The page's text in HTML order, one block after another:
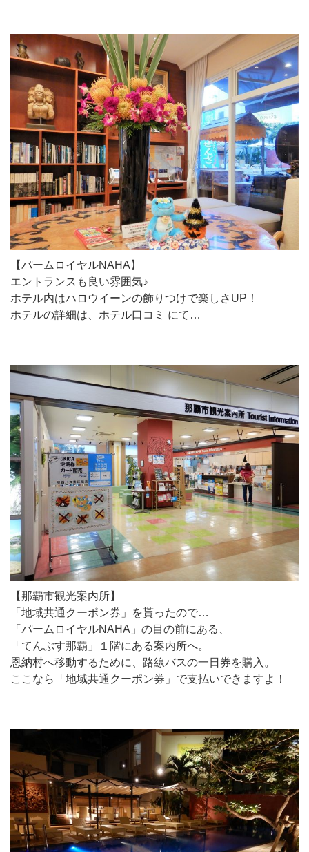
【パームロイヤルNAHA】
エントランスも良い雰囲気♪
ホテル内はハロウイーンの飾りつけで楽しさUP！
ホテルの詳細は、ホテル口コミ にて…
【那覇市観光案内所】
「地域共通クーポン券」を貰ったので…
「パームロイヤルNAHA」の目の前にある、
「てんぶす那覇」１階にある案内所へ。
恩納村へ移動するために、路線バスの一日券を購入。
ここなら「地域共通クーポン券」で支払いできますよ！